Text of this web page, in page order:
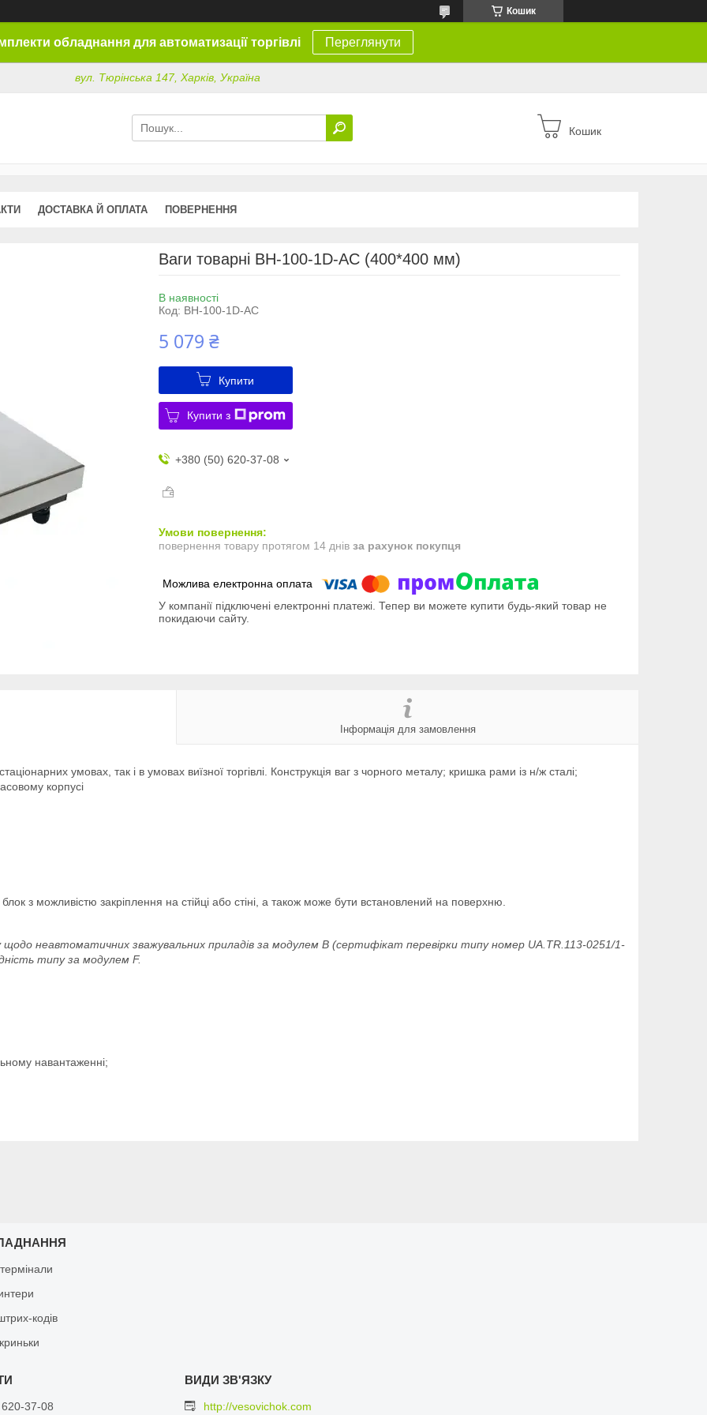
Кошик
обладнання для автоматизації торгівлі Переглянути
вул. Тюрінська 147, Харків, Україна
Кошик
ДОСТАВКА Й ОПЛАТА ПОВЕРНЕННЯ
Ваги товарні ВН-100-1D-AC (400*400 мм)
В наявності
Код: ВН-100-1D-AC
5 079 ₴
Купити
Купити з
+380 (50) 620-37-08
повернення товару протягом 14 днів за рахунок покупця
У компанії підключені електронні платежі. Тепер ви можете купити будь-який товар не
покидаючи сайту.
Інформація для замовлення
умовах, так і в умовах виїзної торгівлі. Конструкція ваг з чорного металу; кришка рами із н/ж сталі;
корпусі
з можливістю закріплення на стійці або стіні, а також може бути встановлений на поверхню.
щодо неавтоматичних зважувальних приладів за модулем В (сертифікат перевірки типу номер UA.TR.113-0251/1-
типу за модулем F.
навантаженні;
кодів
37-08 http://vesovichok.com